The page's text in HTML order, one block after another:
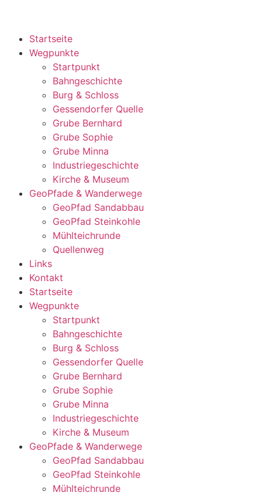
Startseite
Wegpunkte
Startpunkt
Bahngeschichte
Burg & Schloss
Gessendorfer Quelle
Grube Bernhard
Grube Sophie
Grube Minna
Industriegeschichte
Kirche & Museum
GeoPfade & Wanderwege
GeoPfad Sandabbau
GeoPfad Steinkohle
Mühlteichrunde
Quellenweg
Links
Kontakt
Startseite
Wegpunkte
Startpunkt
Bahngeschichte
Burg & Schloss
Gessendorfer Quelle
Grube Bernhard
Grube Sophie
Grube Minna
Industriegeschichte
Kirche & Museum
GeoPfade & Wanderwege
GeoPfad Sandabbau
GeoPfad Steinkohle
Mühlteichrunde